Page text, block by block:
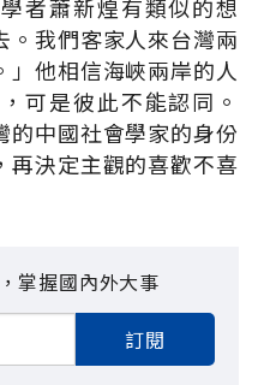
者蕭新煌有類似的想
。我們客家人來台灣兩
他相信海峽兩岸的人
可是彼此不能認同。
的中國社會學家的身份
再決定主觀的喜歡不喜
掌握國內外大事
訂閱